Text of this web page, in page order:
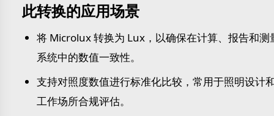
此转换的应用场景
将 Microlux 转换为 Lux，以确保在计算、报告和测
系统中的数值一致性。
支持对照度数值进行标准化比较，常用于照明设计
工作场所合规评估。